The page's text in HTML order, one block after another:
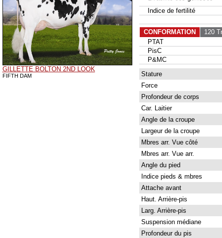
GILLETTE BOLTON 2ND LOOK
FIFTH DAM
Indice de fertilité
CONFORMATION
120
PTAT
PisC
P&MC
Stature
Force
Profondeur de corps
Car. Laitier
Angle de la croupe
Largeur de la croupe
Mbres arr. Vue côté
Mbres arr. Vue arr.
Angle du pied
Indice pieds & mbres
Attache avant
Haut. Arrière-pis
Larg. Arrière-pis
Suspension médiane
Profondeur du pis